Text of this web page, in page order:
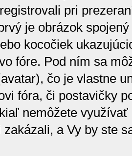
pri
je obrázok
kocočiek
fóre. Pod ním sa
čo je vlastne
fóra, či postavičky
nemôžete
zakázali, a Vy by ste